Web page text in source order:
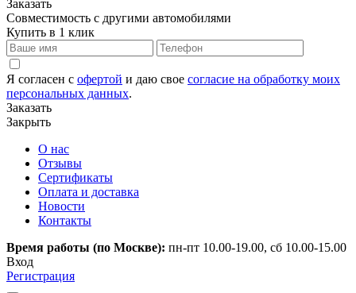
Заказать
Совместимость с другими автомобилями
Купить в 1 клик
Я согласен с офертой и даю свое согласие на обработку моих
персональных данных.
Заказать
Закрыть
О нас
Отзывы
Сертификаты
Оплата и доставка
Новости
Контакты
Время работы (по Москве): пн-пт 10.00-19.00, сб 10.00-15.00
Вход
Регистрация